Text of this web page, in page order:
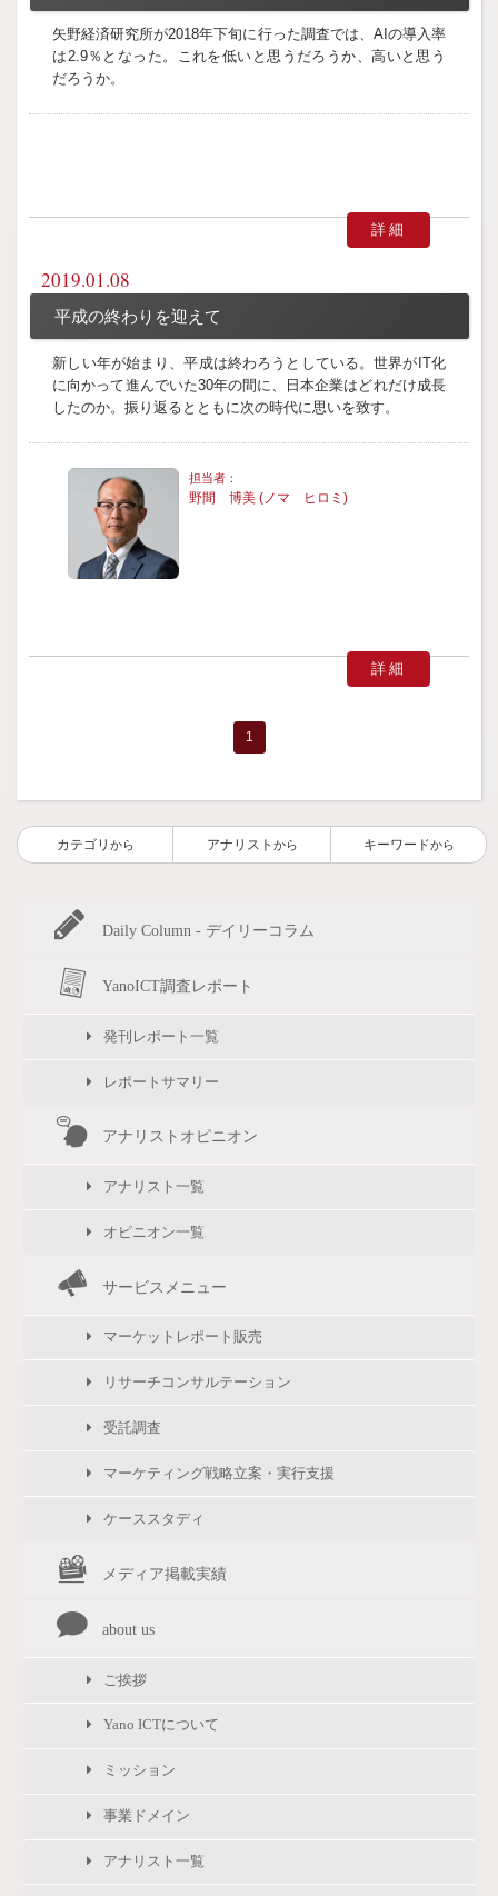
矢野経済研究所が2018年下旬に行った調査では、AIの導入率
は2.9％となった。これを低いと思うだろうか、高いと思う
だろうか。
詳細
2019.01.08
平成の終わりを迎えて
新しい年が始まり、平成は終わろうとしている。世界がIT化
に向かって進んでいた30年の間に、日本企業はどれだけ成長
したのか。振り返るとともに次の時代に思いを致す。
野間 博美 (ノマ ヒロミ)
詳細
1
カテゴリ から アナリスト から キーワードから
Daily Column - デイリーコラム
YanoICT調査レポート
発刊レポート一覧
レポートサマリー
アナリストオピニオン
アナリスト一覧
オピニオン一覧
サービスメニュー
マーケットレポート販売
リサーチコンサルテーション
受託調査
マーケティング戦略立案・実行支援
ケーススタディ
メディア掲載実績
about us
ご挨拶
Yano ICTについて
ミッション
事業ドメイン
アナリスト一覧